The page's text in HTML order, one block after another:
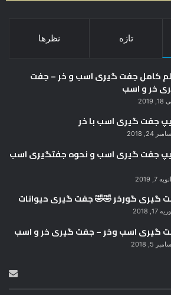
تازه نظرها
کامل جفت گیری اسب و خر – جفت
خر و اسب
2019
جفت گیری اسب با خر
24, 2018
جفت گیری اسب و نحوه جفتگیری اسب
7, 2019
گیری گورخر 🤣🤣 جفت گیری حیوانات
17, 2018
گیری اسب وخر – جفت گیری خر و اسب
5, 2018